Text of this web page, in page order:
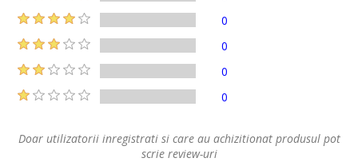
0
0
0
0
Doar utilizatorii inregistrati si care au achizitionat produsul pot
scrie review-uri